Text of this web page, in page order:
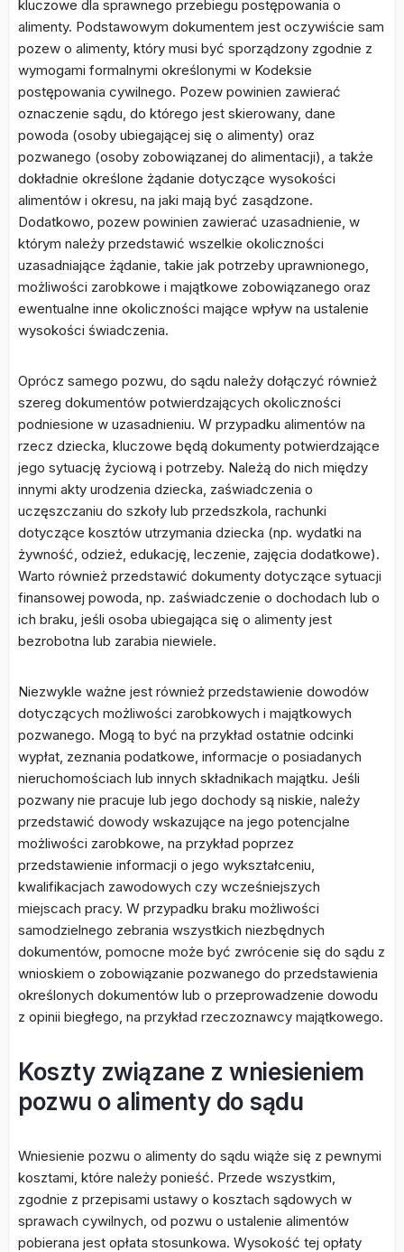
kluczowe dla sprawnego przebiegu postępowania o
alimenty. Podstawowym dokumentem jest oczywiście sam
pozew o alimenty, który musi być sporządzony zgodnie z
wymogami formalnymi określonymi w Kodeksie
postępowania cywilnego. Pozew powinien zawierać
oznaczenie sądu, do którego jest skierowany, dane
powoda (osoby ubiegającej się o alimenty) oraz
pozwanego (osoby zobowiązanej do alimentacji), a także
dokładnie określone żądanie dotyczące wysokości
alimentów i okresu, na jaki mają być zasądzone.
Dodatkowo, pozew powinien zawierać uzasadnienie, w
którym należy przedstawić wszelkie okoliczności
uzasadniające żądanie, takie jak potrzeby uprawnionego,
możliwości zarobkowe i majątkowe zobowiązanego oraz
ewentualne inne okoliczności mające wpływ na ustalenie
wysokości świadczenia.
Oprócz samego pozwu, do sądu należy dołączyć również
szereg dokumentów potwierdzających okoliczności
podniesione w uzasadnieniu. W przypadku alimentów na
rzecz dziecka, kluczowe będą dokumenty potwierdzające
jego sytuację życiową i potrzeby. Należą do nich między
innymi akty urodzenia dziecka, zaświadczenia o
uczęszczaniu do szkoły lub przedszkola, rachunki
dotyczące kosztów utrzymania dziecka (np. wydatki na
żywność, odzież, edukację, leczenie, zajęcia dodatkowe).
Warto również przedstawić dokumenty dotyczące sytuacji
finansowej powoda, np. zaświadczenie o dochodach lub o
ich braku, jeśli osoba ubiegająca się o alimenty jest
bezrobotna lub zarabia niewiele.
Niezwykle ważne jest również przedstawienie dowodów
dotyczących możliwości zarobkowych i majątkowych
pozwanego. Mogą to być na przykład ostatnie odcinki
wypłat, zeznania podatkowe, informacje o posiadanych
nieruchomościach lub innych składnikach majątku. Jeśli
pozwany nie pracuje lub jego dochody są niskie, należy
przedstawić dowody wskazujące na jego potencjalne
możliwości zarobkowe, na przykład poprzez
przedstawienie informacji o jego wykształceniu,
kwalifikacjach zawodowych czy wcześniejszych
miejscach pracy. W przypadku braku możliwości
samodzielnego zebrania wszystkich niezbędnych
dokumentów, pomocne może być zwrócenie się do sądu z
wnioskiem o zobowiązanie pozwanego do przedstawienia
określonych dokumentów lub o przeprowadzenie dowodu
z opinii biegłego, na przykład rzeczoznawcy majątkowego.
Koszty związane z wniesieniem
pozwu o alimenty do sądu
Wniesienie pozwu o alimenty do sądu wiąże się z pewnymi
kosztami, które należy ponieść. Przede wszystkim,
zgodnie z przepisami ustawy o kosztach sądowych w
sprawach cywilnych, od pozwu o ustalenie alimentów
pobierana jest opłata stosunkowa. Wysokość tej opłaty